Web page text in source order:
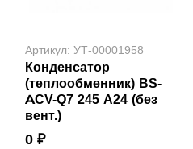
Артикул: УТ-00001958
Конденсатор
(теплообменник) BS-
ACV-Q7 245 А24 (без
вент.)
0 ₽